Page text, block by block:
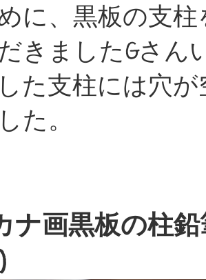
に、黒板の支
きましたGさん
た支柱には穴
た。
ナ画黒板の柱